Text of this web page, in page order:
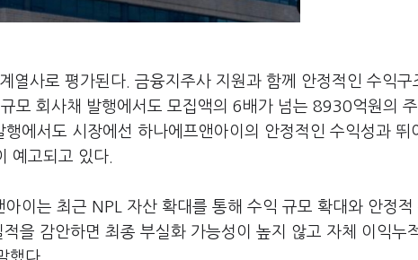
열사로 평가된다. 금융지주사 지원과 함께 안정적인 수익구
모 회사채 발행에서도 모집액의 6배가 넘는 8930억원의
에서도 시장에선 하나에프앤아이의 안정적인 수익성과 뛰
예고되고 있다.
이는 최근 NPL 자산 확대를 통해 수익 규모 확대와 안정적
을 감안하면 최종 부실화 가능성이 높지 않고 자체 이익누